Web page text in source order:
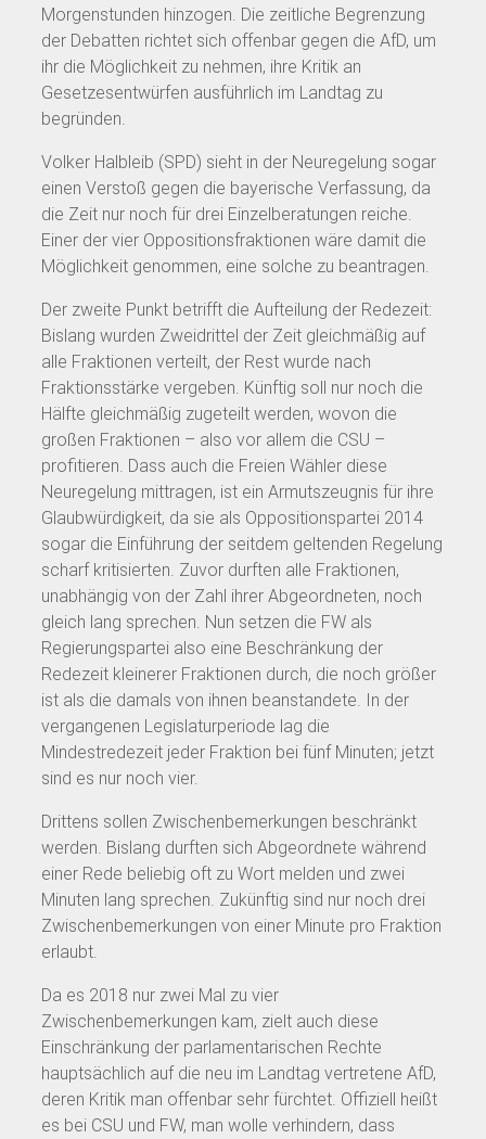
Morgenstunden hinzogen. Die zeitliche Begrenzung
der Debatten richtet sich offenbar gegen die AfD, um
ihr die Möglichkeit zu nehmen, ihre Kritik an
Gesetzesentwürfen ausführlich im Landtag zu
begründen.
Volker Halbleib (SPD) sieht in der Neuregelung sogar
einen Verstoß gegen die bayerische Verfassung, da
die Zeit nur noch für drei Einzelberatungen reiche.
Einer der vier Oppositionsfraktionen wäre damit die
Möglichkeit genommen, eine solche zu beantragen.
Der zweite Punkt betrifft die Aufteilung der Redezeit:
Bislang wurden Zweidrittel der Zeit gleichmäßig auf
alle Fraktionen verteilt, der Rest wurde nach
Fraktionsstärke vergeben. Künftig soll nur noch die
Hälfte gleichmäßig zugeteilt werden, wovon die
großen Fraktionen – also vor allem die CSU –
profitieren. Dass auch die Freien Wähler diese
Neuregelung mittragen, ist ein Armutszeugnis für ihre
Glaubwürdigkeit, da sie als Oppositionspartei 2014
sogar die Einführung der seitdem geltenden Regelung
scharf kritisierten. Zuvor durften alle Fraktionen,
unabhängig von der Zahl ihrer Abgeordneten, noch
gleich lang sprechen. Nun setzen die FW als
Regierungspartei also eine Beschränkung der
Redezeit kleinerer Fraktionen durch, die noch größer
ist als die damals von ihnen beanstandete. In der
vergangenen Legislaturperiode lag die
Mindestredezeit jeder Fraktion bei fünf Minuten; jetzt
sind es nur noch vier.
Drittens sollen Zwischenbemerkungen beschränkt
werden. Bislang durften sich Abgeordnete während
einer Rede beliebig oft zu Wort melden und zwei
Minuten lang sprechen. Zukünftig sind nur noch drei
Zwischenbemerkungen von einer Minute pro Fraktion
erlaubt.
Da es 2018 nur zwei Mal zu vier
Zwischenbemerkungen kam, zielt auch diese
Einschränkung der parlamentarischen Rechte
hauptsächlich auf die neu im Landtag vertretene AfD,
deren Kritik man offenbar sehr fürchtet. Offiziell heißt
es bei CSU und FW, man wolle verhindern, dass